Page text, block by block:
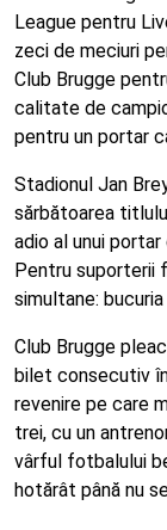
League pentru
zeci de meciuri
Club Brugge
calitate de
pentru un portar
Stadionul Jan
sărbătoarea
adio al unui
Pentru suporterii
simultane:
Club Brugge
bilet consecutiv
revenire pe care
trei, cu un
vârful fotbalului
hotărât până nu